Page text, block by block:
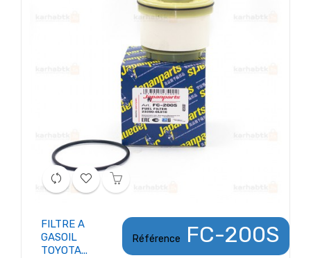
Référence FC-200S
FILTRE A
GASOIL
TOYOTA...